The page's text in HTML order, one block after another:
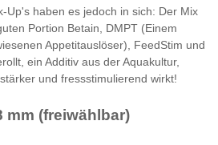
Up's haben es jedoch in sich: Der Mix
Portion Betain, DMPT (Einem
Appetitauslöser), FeedStim und
ein Additiv aus der Aquakultur,
und fressstimulierend wirkt!
mm (freiwählbar)